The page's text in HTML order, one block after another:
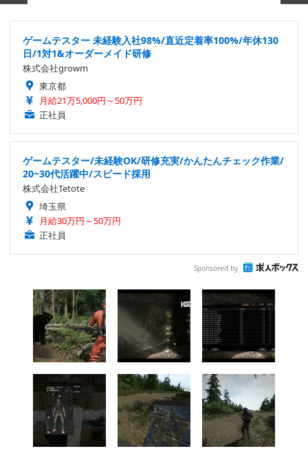
ゲームテスター 未経験入社98%/直近定着率100%/年休130
日/1対1&オーダーメイド研修
株式会社growm
東京都
月給21万5,000円～50万円
正社員
ゲームテスター/未経験OK/研修充実/かんたんチェック作業/
20~30代活躍中/スピード採用
株式会社Tetote
埼玉県
月給30万円～50万円
正社員
Sponsored by